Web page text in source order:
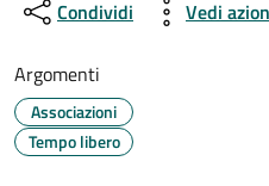
Condividi Vedi
Argomenti
Associazioni
Tempo libero